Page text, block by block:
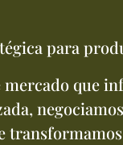
para
que